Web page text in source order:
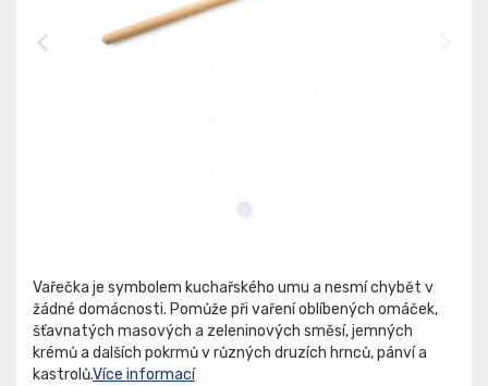
Vařečka je symbolem kuchařského umu a nesmí chybět v
žádné domácnosti. Pomůže při vaření oblíbených omáček,
šťavnatých masových a zeleninových směsí, jemných
krémů a dalších pokrmů v různých druzích hrnců, pánví a
kastrolů.Více informací